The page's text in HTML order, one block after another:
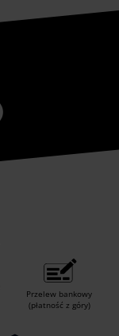
Przelew bankowy
(płatność z góry)